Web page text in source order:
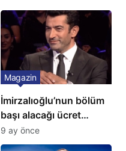
İmirzalıoğlu’nun bölüm
başı alacağı ücret
Türkiye’de bir ilk:
Gözünü 2 ilçeye dikti!
Magazin
9 ay önce